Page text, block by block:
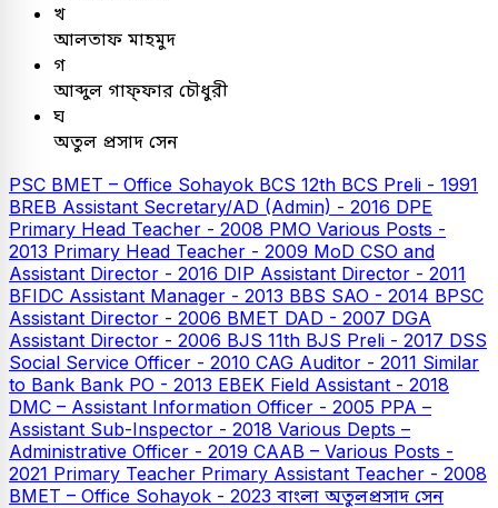
খ
আলতাফ মাহমুদ
গ
আব্দুল গাফ্ফার চৌধুরী
ঘ
অতুল প্রসাদ সেন
PSC BMET – Office Sohayok BCS 12th BCS Preli - 1991
BREB Assistant Secretary/AD (Admin) - 2016 DPE
Primary Head Teacher - 2008 PMO Various Posts -
2013 Primary Head Teacher - 2009 MoD CSO and
Assistant Director - 2016 DIP Assistant Director - 2011
BFIDC Assistant Manager - 2013 BBS SAO - 2014 BPSC
Assistant Director - 2006 BMET DAD - 2007 DGA
Assistant Director - 2006 BJS 11th BJS Preli - 2017 DSS
Social Service Officer - 2010 CAG Auditor - 2011 Similar
to Bank Bank PO - 2013 EBEK Field Assistant - 2018
DMC – Assistant Information Officer - 2005 PPA –
Assistant Sub-Inspector - 2018 Various Depts –
Administrative Officer - 2019 CAAB – Various Posts -
2021 Primary Teacher Primary Assistant Teacher - 2008
BMET – Office Sohayok - 2023 বাংলা অতুলপ্রসাদ সেন